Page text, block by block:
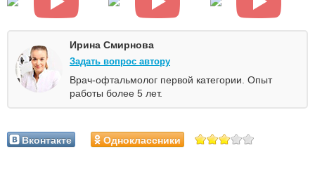
Ирина Смирнова
Задать вопрос автору
Врач-офтальмолог первой категории. Опыт
работы более 5 лет.
Вконтакте Одноклассники